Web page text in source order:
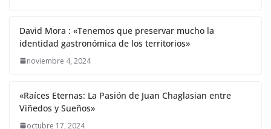
David Mora : «Tenemos que preservar mucho la
identidad gastronómica de los territorios»
noviembre 4, 2024
«Raíces Eternas: La Pasión de Juan Chaglasian entre
Viñedos y Sueños»
octubre 17, 2024